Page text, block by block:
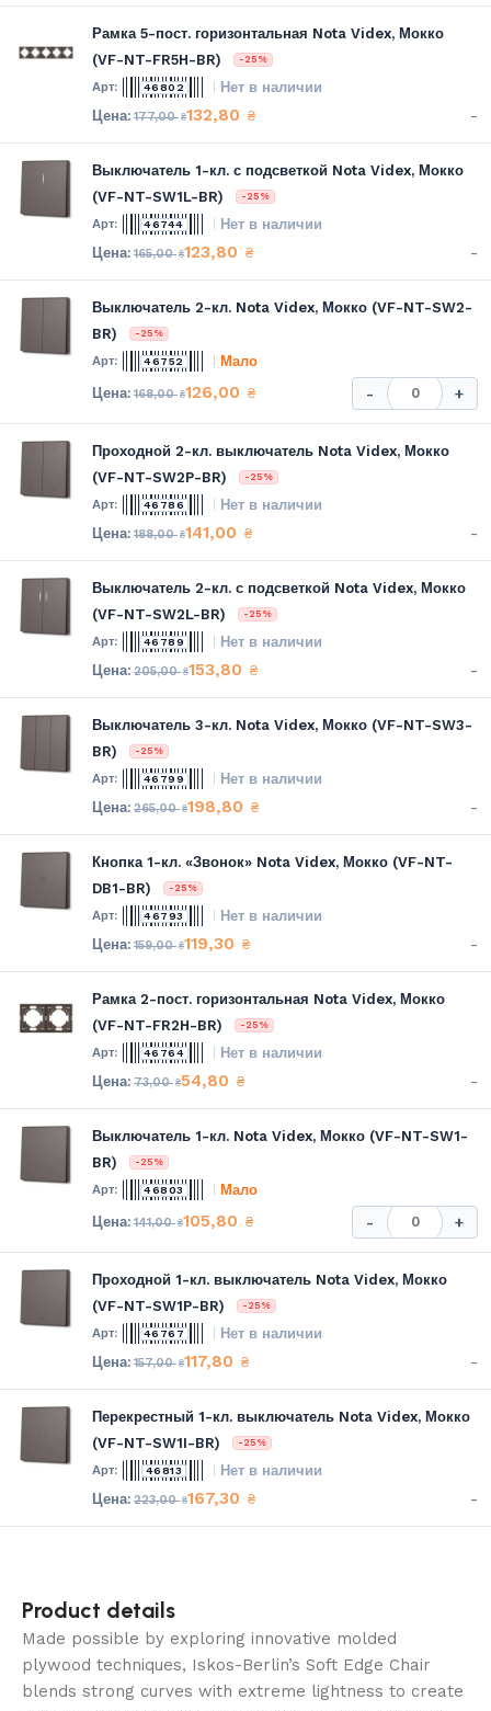
Рамка 5-пост. горизонтальная Nota Videx, Мокко
(VF-NT-FR5H-BR)
-25%
46802 Нет в наличии
177,00₴132,80 ₴ -
Выключатель 1-кл. с подсветкой Nota Videx, Мокко
(VF-NT-SW1L-BR)
-25%
46744 Нет в наличии
165,00₴123,80 ₴ -
Выключатель 2-кл. Nota Videx, Мокко (VF-NT-SW2-
BR)
-25%
46752 Мало
168,00₴126,00 ₴ - +
Проходной 2-кл. выключатель Nota Videx, Мокко
(VF-NT-SW2P-BR)
-25%
46786 Нет в наличии
188,00₴141,00 ₴ -
Выключатель 2-кл. с подсветкой Nota Videx, Мокко
(VF-NT-SW2L-BR)
-25%
46789 Нет в наличии
205,00₴153,80 ₴ -
Выключатель 3-кл. Nota Videx, Мокко (VF-NT-SW3-
BR)
-25%
46799 Нет в наличии
265,00₴198,80 ₴ -
Кнопка 1-кл. «Звонок» Nota Videx, Мокко (VF-NT-
DB1-BR)
-25%
46793 Нет в наличии
159,00₴119,30 ₴ -
Рамка 2-пост. горизонтальная Nota Videx, Мокко
(VF-NT-FR2H-BR)
-25%
46764 Нет в наличии
73,00₴54,80 ₴ -
Выключатель 1-кл. Nota Videx, Мокко (VF-NT-SW1-
BR)
-25%
46803 Мало
141,00₴105,80 ₴ - +
Проходной 1-кл. выключатель Nota Videx, Мокко
(VF-NT-SW1P-BR)
-25%
46767 Нет в наличии
157,00₴117,80 ₴ -
Перекрестный 1-кл. выключатель Nota Videx, Мокко
(VF-NT-SW1I-BR)
-25%
46813 Нет в наличии
223,00₴167,30 ₴ -
Product details
Made possible by exploring innovative molded
plywood techniques, Iskos-Berlin’s Soft Edge Chair
blends strong curves with extreme lightness to create